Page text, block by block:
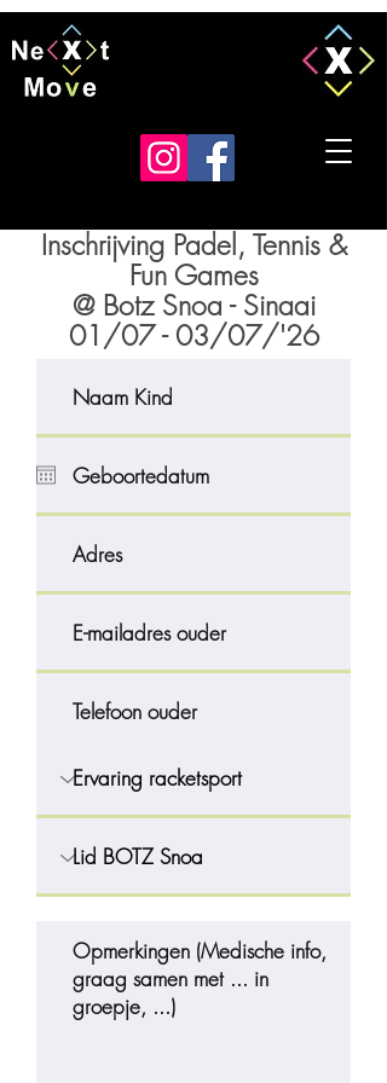
Inschrijving Padel, Tennis &
Fun Games
@ Botz Snoa - Sinaai
01/07 - 03/07/'26